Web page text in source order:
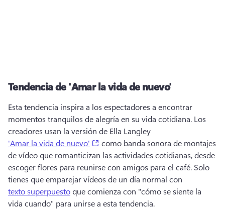
Tendencia de 'Amar la vida de nuevo'
Esta tendencia inspira a los espectadores a encontrar
momentos tranquilos de alegría en su vida cotidiana. Los
creadores usan la versión de Ella Langley
'Amar la vida de nuevo'
(opens in a new tab)
como banda sonora de montajes
de vídeo que romanticizan las actividades cotidianas, desde
escoger flores para reunirse con amigos para el café. Solo
tienes que emparejar vídeos de un día normal con
texto superpuesto que comienza con "cómo se siente la
vida cuando" para unirse a esta tendencia.